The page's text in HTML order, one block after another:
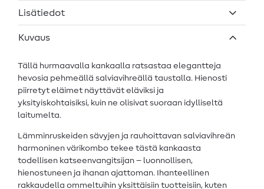
Lisätiedot
Kuvaus
Tällä hurmaavalla kankaalla ratsastaa elegantteja
hevosia pehmeällä salviavihreällä taustalla. Hienosti
piirretyt eläimet näyttävät eläviksi ja
yksityiskohtaisiksi, kuin ne olisivat suoraan idylliseltä
laitumelta.
Lämminruskeiden sävyjen ja rauhoittavan salviavihreän
harmoninen värikombo tekee tästä kankaasta
todellisen katseenvangitsijan – luonnollisen,
hienostuneen ja ihanan ajattoman. Ihanteellinen
rakkaudella ommeltuihin yksittäisiin tuotteisiin, kuten